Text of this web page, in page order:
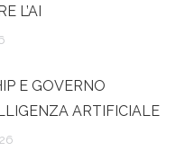
L’AI
E GOVERNO
ARTIFICIALE